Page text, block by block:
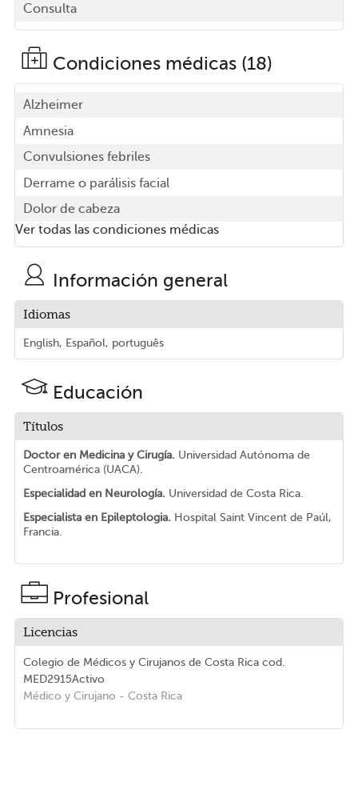
Consulta
Condiciones médicas (18)
Alzheimer
Amnesia
Convulsiones febriles
Derrame o parálisis facial
Dolor de cabeza
Ver todas las condiciones médicas
Información general
Idiomas
English, Español, português
Educación
Títulos
Doctor en Medicina y Cirugía. Universidad Autónoma de
Centroamérica (UACA).
Especialidad en Neurología. Universidad de Costa Rica.
Especialista en Epileptologia. Hospital Saint Vincent de Paúl,
Francia.
Profesional
Licencias
Colegio de Médicos y Cirujanos de Costa Rica cod.
MED2915Activo
Médico y Cirujano - Costa Rica